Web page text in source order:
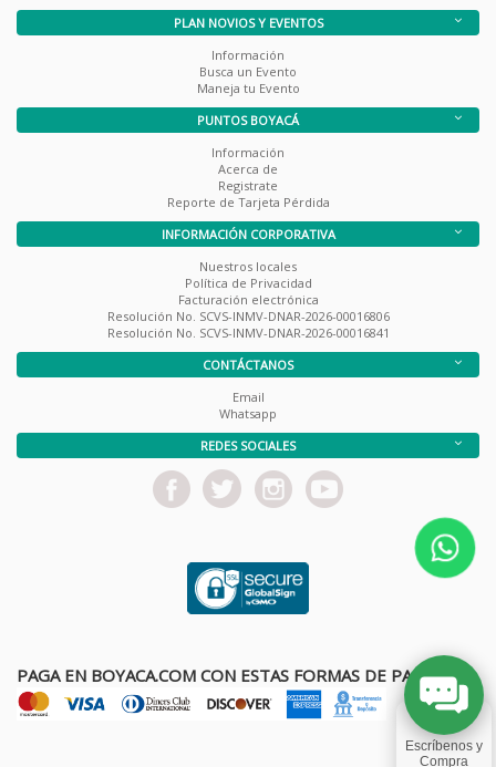
PLAN NOVIOS Y EVENTOS
Información
Busca un Evento
Maneja tu Evento
PUNTOS BOYACÁ
Información
Acerca de
Registrate
Reporte de Tarjeta Pérdida
INFORMACIÓN CORPORATIVA
Nuestros locales
Política de Privacidad
Facturación electrónica
Resolución No. SCVS-INMV-DNAR-2026-00016806
Resolución No. SCVS-INMV-DNAR-2026-00016841
CONTÁCTANOS
Email
Whatsapp
REDES SOCIALES
PAGA EN BOYACA.COM CON ESTAS FORMAS DE PAGO